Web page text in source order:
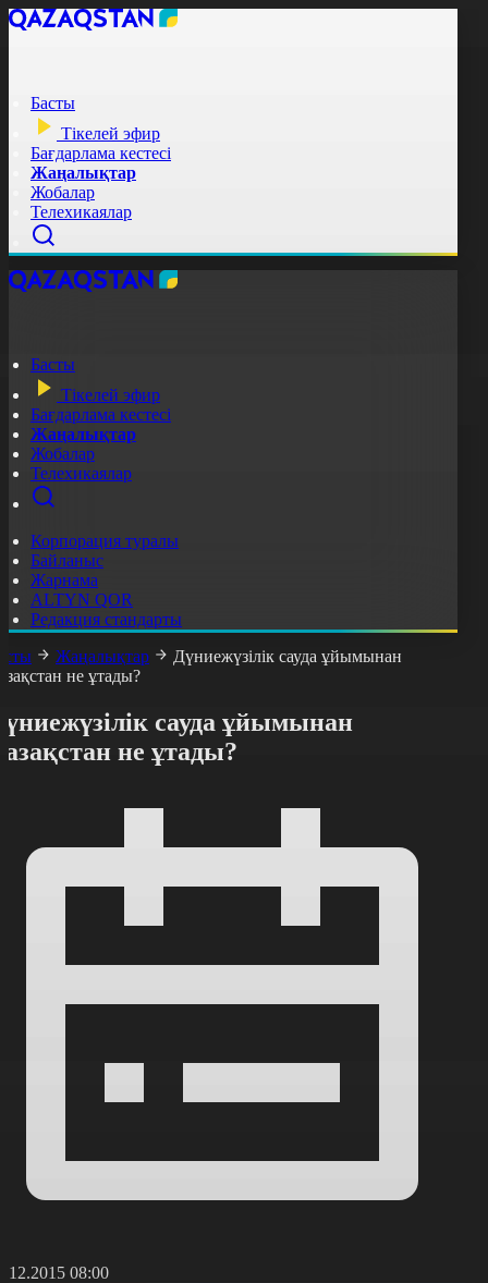
Басты
Тікелей эфир
Бағдарлама кестесі
Жаңалықтар
Жобалар
Телехикаялар
Басты
Тікелей эфир
Бағдарлама кестесі
Жаңалықтар
Жобалар
Телехикаялар
Корпорация туралы
Байланыс
Жарнама
ALTYN QOR
Редакция стандарты
Жаңалықтар
Дүниежүзілік сауда ұйымынан
не ұтады?
сауда ұйымынан
не ұтады?
08:00